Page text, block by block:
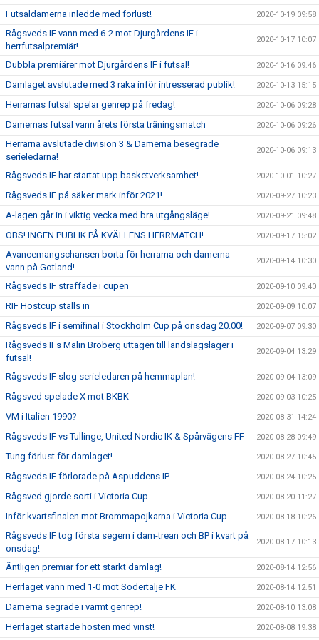
Futsaldamerna inledde med förlust! 2020-10-19 09:58
Rågsveds IF vann med 6-2 mot Djurgårdens IF i
herrfutsalpremiär!
2020-10-17 10:07
Dubbla premiärer mot Djurgårdens IF i futsal! 2020-10-16 09:46
Damlaget avslutade med 3 raka inför intresserad publik! 2020-10-13 15:15
Herrarnas futsal spelar genrep på fredag! 2020-10-06 09:28
Damernas futsal vann årets första träningsmatch 2020-10-06 09:26
Herrarna avslutade division 3 & Damerna besegrade
serieledarna!
2020-10-06 09:13
Rågsveds IF har startat upp basketverksamhet! 2020-10-01 10:27
Rågsveds IF på säker mark inför 2021! 2020-09-27 10:23
A-lagen går in i viktig vecka med bra utgångsläge! 2020-09-21 09:48
OBS! INGEN PUBLIK PÅ KVÄLLENS HERRMATCH! 2020-09-17 15:02
Avancemangschansen borta för herrarna och damerna
vann på Gotland!
2020-09-14 10:30
Rågsveds IF straffade i cupen 2020-09-10 09:40
RIF Höstcup ställs in 2020-09-09 10:07
Rågsveds IF i semifinal i Stockholm Cup på onsdag 20.00! 2020-09-07 09:30
Rågsveds IFs Malin Broberg uttagen till landslagsläger i
futsal!
2020-09-04 13:29
Rågsveds IF slog serieledaren på hemmaplan! 2020-09-04 13:09
Rågsved spelade X mot BKBK 2020-09-03 10:25
VM i Italien 1990? 2020-08-31 14:24
Rågsveds IF vs Tullinge, United Nordic IK & Spårvägens FF 2020-08-28 09:49
Tung förlust för damlaget! 2020-08-27 10:45
Rågsveds IF förlorade på Aspuddens IP 2020-08-24 10:25
Rågsved gjorde sorti i Victoria Cup 2020-08-20 11:27
Inför kvartsfinalen mot Brommapojkarna i Victoria Cup 2020-08-18 10:26
Rågsveds IF tog första segern i dam-trean och BP i kvart på
onsdag!
2020-08-17 10:13
Äntligen premiär för ett starkt damlag! 2020-08-14 12:56
Herrlaget vann med 1-0 mot Södertälje FK 2020-08-14 12:51
Damerna segrade i varmt genrep! 2020-08-10 13:08
Herrlaget startade hösten med vinst! 2020-08-08 19:38